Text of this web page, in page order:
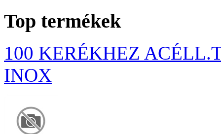
Top termékek
100 KERÉKHEZ
INOX